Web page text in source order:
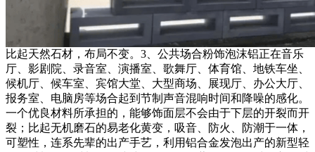
比起天然石材，布局不变。3、公共场合粉饰泡沫铝正在音乐
厅、影剧院、录音室、演播室、歌舞厅、体育馆、地铁车坐、
候机厅、候车室、宾馆大堂、大型商场、展现厅、办公大厅、
报务室、电脑房等场合起到节制声音混响时间和降噪的感化。
一个优良材料所承担的，能够饰面层不会由于下层的开裂而开
裂；比起无机磨石的易老化黄变，吸音、防火、防潮于一体，
可塑性，连系先辈的出产手艺，利用铝合金发泡出产的新型轻